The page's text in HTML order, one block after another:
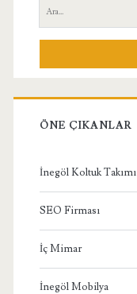
Menü
Ara:
ÖNE ÇIKANLAR
İnegöl Koltuk Takımı
SEO Firması
İç Mimar
İnegöl Mobilya